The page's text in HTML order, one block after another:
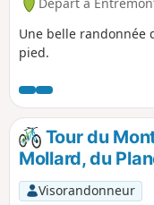
Départ à
Une belle randonnée
pied.
Tour du
Mollard, du
Visorandonneur